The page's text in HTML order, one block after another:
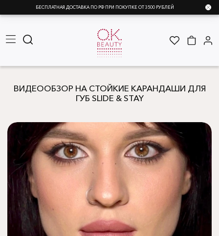
БЕСПЛАТНАЯ ДОСТАВКА ПО РФ ПРИ ПОКУПКЕ ОТ 3500 РУБЛЕЙ
ВИДЕООБЗОР НА СТОЙКИЕ КАРАНДАШИ ДЛЯ
ГУБ SLIDE & STAY